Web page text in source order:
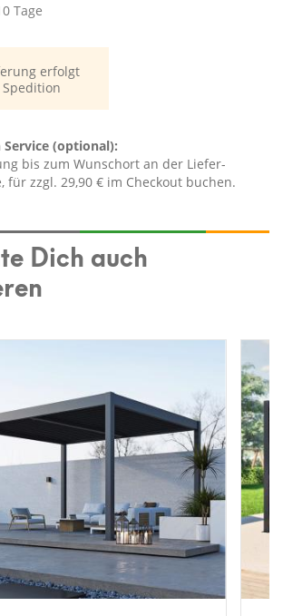
Tage
erfolgt
Service (optional):
bis zum Wunschort an der Liefer-
für zzgl. 29,90 € im Checkout buchen.
Dich auch